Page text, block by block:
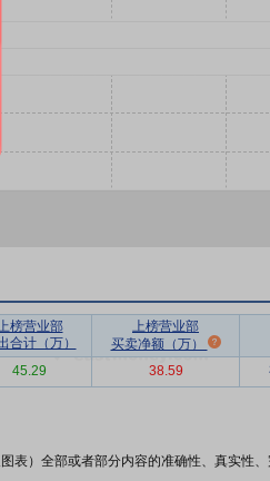
榜营业部
合计（万）
上榜营业部
买卖净额（万）
45.29 38.59
表）全部或者部分内容的准确性、真实性